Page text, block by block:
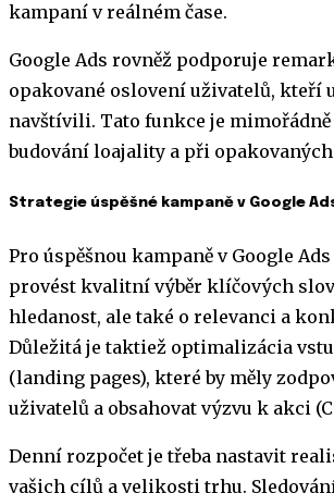
kampaní v reálném čase.
Google Ads rovněž podporuje
opakované oslovení uživatelů, kteří
navštívili. Tato funkce je
budování loajality a při
Strategie úspěšné kampaně v Google
Pro úspěšnou kampaně v Google
provést kvalitní výběr klíčových
hledanost, ale také o relevanci a
Důležitá je taktiež optimalizácia
(landing pages), které by měly
uživatelů a obsahovat výzvu k akci
Denní rozpočet je třeba nastavit
vašich cílů a velikosti trhu.